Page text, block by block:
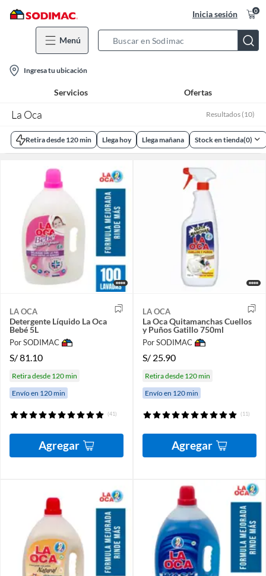
Inicia sesión 0
Menú
Bar
location-
icon
Ingresa tu ubicación
Servicios Ofertas
La Oca Resultados (10)
Retira desde 120 min Llega hoy Llega mañana Stock en tienda(0)
LA OCA
Detergente Líquido La Oca
Bebé 5L
Por SODIMAC
S/81.10
Retira desde 120 min
Envío en 120 min
(41)
Agregar
LA OCA
La Oca Quitamanchas Cuellos
y Puños Gatillo 750ml
Por SODIMAC
S/ 25.90
Retira desde 120 min
Envío en 120 min
(11)
Agregar